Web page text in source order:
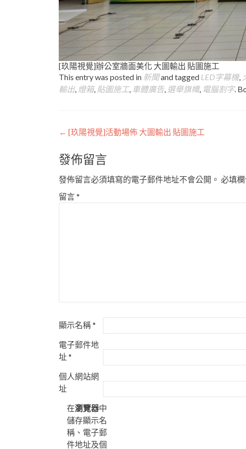
[玖陽視覺]辦公室牆面美化 大圖輸出 貼圖施工
This entry was posted in 新聞and tagged LED字幕機,
輸出, 燈箱, 貼圖施工, 車體廣告, 選舉旗幟, 電腦割字.
Post
navigation
← [玖陽視覺]活動場佈 大圖輸出 貼圖施工
發佈留言
發佈留言必須填寫的電子郵件地址不會公開。 必填
留言*
顯示名稱*
電子郵件地
址*
個人網站網
址
在瀏覽器中
儲存顯示名
稱、電子郵
件地址及個